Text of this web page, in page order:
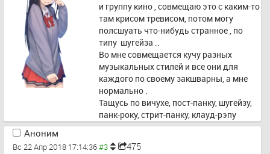
и группу кино , совмещаю это с каким-то
там крисом тревисом, потом могу
полсшуать что-нибудь странное , по
типу  шугейза ..
Во мне совмещается кучу разных
музыкальных стилей и все они для
каждого по своему закшварны, а мне
нормально .
Тащусь по вичухе, пост-панку, шугейзу,
панк-року, стрит-панку, клауд-рэпу
Аноним
Вс 22 Апр 2018 17:14:36 475